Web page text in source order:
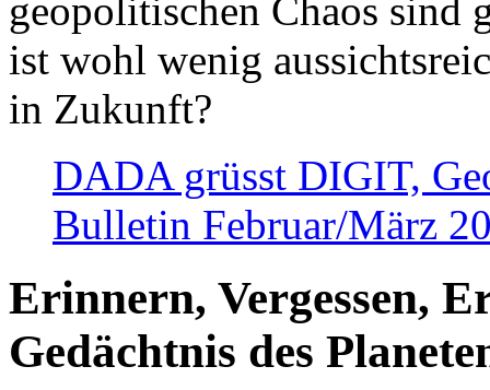
geopolitischen Chaos sind
ist wohl wenig
in Zukunft?
DADA grüsst DIGIT,
Bulletin Februar/März
Erinnern, Vergessen,
Gedächtnis des